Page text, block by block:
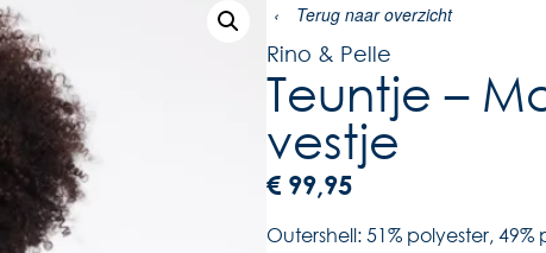
‹ Terug naar overzicht
Rino & Pelle
Teuntje –
vestje
€ 99,95
Outershell: 51% polyester,